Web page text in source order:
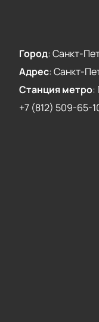
Город:Санкт-
Адрес:Санкт-
Станция метро:
+7 (812) 509-65-